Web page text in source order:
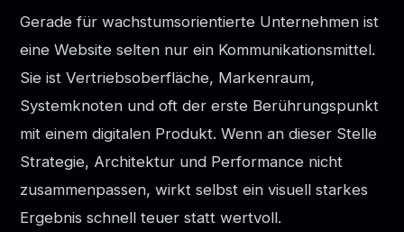
Gerade für wachstumsorientierte Unternehmen ist
eine Website selten nur ein Kommunikationsmittel.
Sie ist Vertriebsoberfläche, Markenraum,
Systemknoten und oft der erste Berührungspunkt
mit einem digitalen Produkt. Wenn an dieser Stelle
Strategie, Architektur und Performance nicht
zusammenpassen, wirkt selbst ein visuell starkes
Ergebnis schnell teuer statt wertvoll.